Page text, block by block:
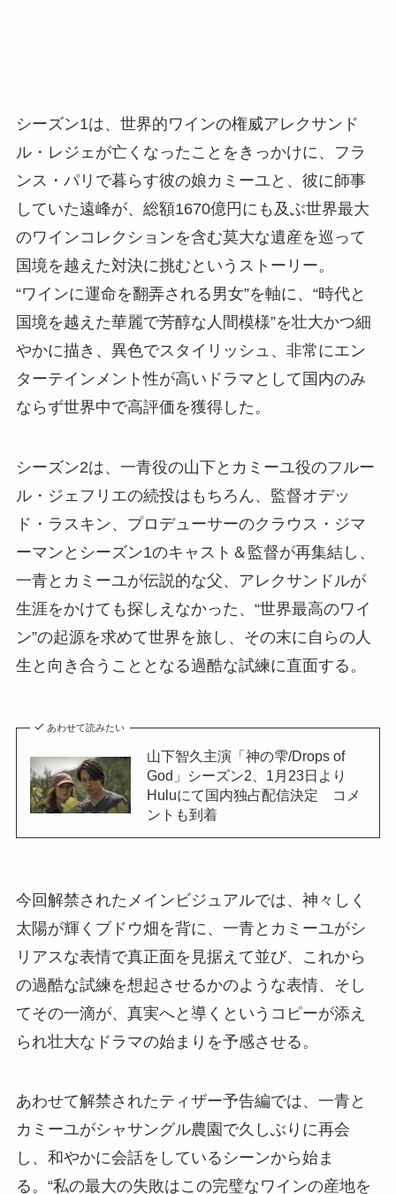
シーズン1は、世界的ワインの権威アレクサンド
ル・レジェが亡くなったことをきっかけに、フラ
ンス・パリで暮らす彼の娘カミーユと、彼に師事
していた遠峰が、総額1670億円にも及ぶ世界最大
のワインコレクションを含む莫大な遺産を巡って
国境を越えた対決に挑むというストーリー。
“ワインに運命を翻弄される男女”を軸に、“時代と
国境を越えた華麗で芳醇な人間模様”を壮大かつ細
やかに描き、異色でスタイリッシュ、非常にエン
ターテインメント性が高いドラマとして国内のみ
ならず世界中で高評価を獲得した。
シーズン2は、一青役の山下とカミーユ役のフルー
ル・ジェフリエの続投はもちろん、監督オデッ
ド・ラスキン、プロデューサーのクラウス・ジマ
ーマンとシーズン1のキャスト＆監督が再集結し、
一青とカミーユが伝説的な父、アレクサンドルが
生涯をかけても探しえなかった、“世界最高のワイ
ン”の起源を求めて世界を旅し、その末に自らの人
生と向き合うこととなる過酷な試練に直面する。
あわせて読みたい
山下智久主演「神の雫/Drops of
God」シーズン2、1月23日より
Huluにて国内独占配信決定 コメ
ントも到着
今回解禁されたメインビジュアルでは、神々しく
太陽が輝くブドウ畑を背に、一青とカミーユがシ
リアスな表情で真正面を見据えて並び、これから
の過酷な試練を想起させるかのような表情、そし
てその一滴が、真実へと導くというコピーが添え
られ壮大なドラマの始まりを予感させる。
あわせて解禁されたティザー予告編では、一青と
カミーユがシャサングル農園で久しぶりに再会
し、和やかに会話をしているシーンから始ま
る。“私の最大の失敗はこの完璧なワインの産地を